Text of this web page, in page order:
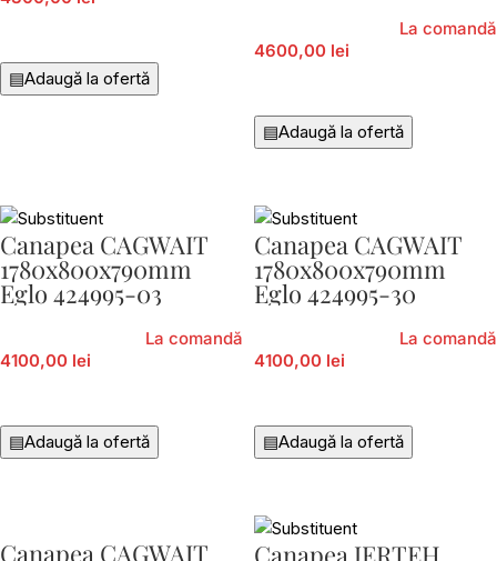
▤Adaugă la ofertă
4600,00 lei
La comandă
▤Adaugă la ofertă
Canapea CAGWAIT
1780x800x790mm
Eglo 424995-03
4100,00 lei
La comandă
▤Adaugă la ofertă
Canapea CAGWAIT
1780x800x790mm
Eglo 424995-30
4100,00 lei
La comandă
▤Adaugă la ofertă
Canapea CAGWAIT Canapea JERTEH